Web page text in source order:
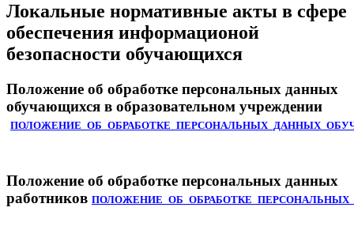
Локальные нормативные акты в сфере
обеспечения информационой
безопасности обучающихся
Положение об обработке персональных данных
обучающихся в образовательном учреждении
Положение об обработке персональных данных
работников